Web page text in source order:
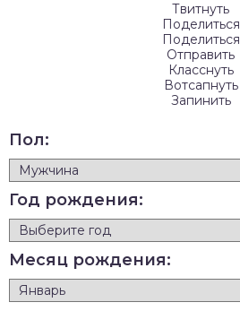
Твитнуть
Поделиться
Поделиться
Отправить
Класснуть
Вотсапнуть
Запинить
Пол:
Год рождения:
Месяц рождения: